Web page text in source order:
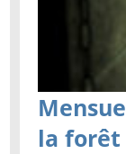
la forêt